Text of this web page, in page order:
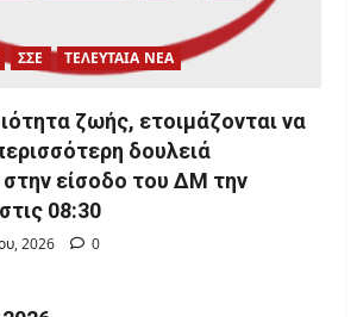
ΣΣΕ ΤΕΛΕΥΤΑΙΑ ΝΕΑ
ζωής, ετοιμάζονται να
δουλειά
στην είσοδο του ΔΜ την
08:30
2026 0